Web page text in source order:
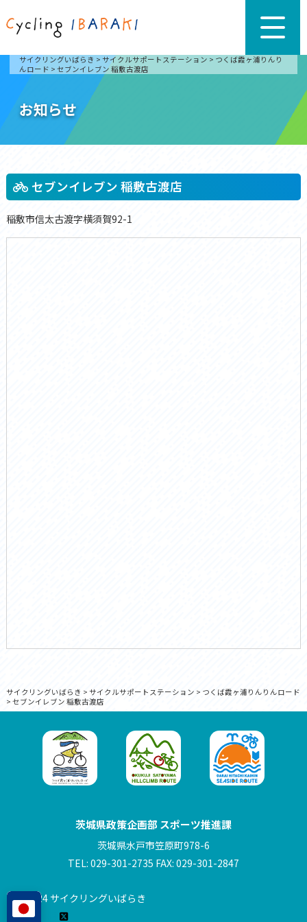
サイクリングいばらき > サイクルサポートステーション > つくば霞ヶ浦りんり
んロード > セブンイレブン 稲敷古渡店
お知らせ
セブンイレブン 稲敷古渡店
稲敷市信太古渡字横須賀92-1
サイクリングいばらき > サイクルサポートステーション > つくば霞ヶ浦りんりんロード
> セブンイレブン 稲敷古渡店
茨城県政策企画部 スポーツ推進課
茨城県水戸市笠原町978-6
TEL: 029-301-2735 FAX: 029-301-2847
© 2024 サイクリングいばらき